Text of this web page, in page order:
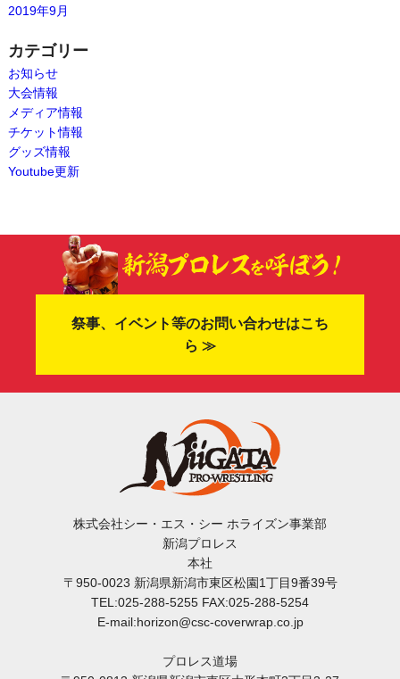
2019年9月
カテゴリー
お知らせ
大会情報
メディア情報
チケット情報
グッズ情報
Youtube更新
祭事、イベント等のお問い合わせはこち
ら ≫
株式会社シー・エス・シー ホライズン事業部
新潟プロレス
本社
〒950-0023 新潟県新潟市東区松園1丁目9番39号
TEL:025-288-5255 FAX:025-288-5254
E-mail:horizon@csc-coverwrap.co.jp
プロレス道場